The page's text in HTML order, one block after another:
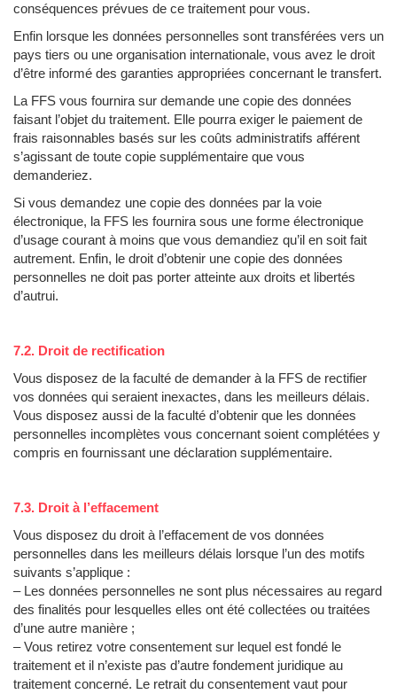
conséquences prévues de ce traitement pour vous.
Enfin lorsque les données personnelles sont transférées vers un
pays tiers ou une organisation internationale, vous avez le droit
d’être informé des garanties appropriées concernant le transfert.
La FFS vous fournira sur demande une copie des données
faisant l’objet du traitement. Elle pourra exiger le paiement de
frais raisonnables basés sur les coûts administratifs afférent
s’agissant de toute copie supplémentaire que vous
demanderiez.
Si vous demandez une copie des données par la voie
électronique, la FFS les fournira sous une forme électronique
d’usage courant à moins que vous demandiez qu’il en soit fait
autrement. Enfin, le droit d’obtenir une copie des données
personnelles ne doit pas porter atteinte aux droits et libertés
d’autrui.
7.2. Droit de rectification
Vous disposez de la faculté de demander à la FFS de rectifier
vos données qui seraient inexactes, dans les meilleurs délais.
Vous disposez aussi de la faculté d’obtenir que les données
personnelles incomplètes vous concernant soient complétées y
compris en fournissant une déclaration supplémentaire.
7.3. Droit à l’effacement
Vous disposez du droit à l’effacement de vos données
personnelles dans les meilleurs délais lorsque l’un des motifs
suivants s’applique :
– Les données personnelles ne sont plus nécessaires au regard
des finalités pour lesquelles elles ont été collectées ou traitées
d’une autre manière ;
– Vous retirez votre consentement sur lequel est fondé le
traitement et il n’existe pas d’autre fondement juridique au
traitement concerné. Le retrait du consentement vaut pour